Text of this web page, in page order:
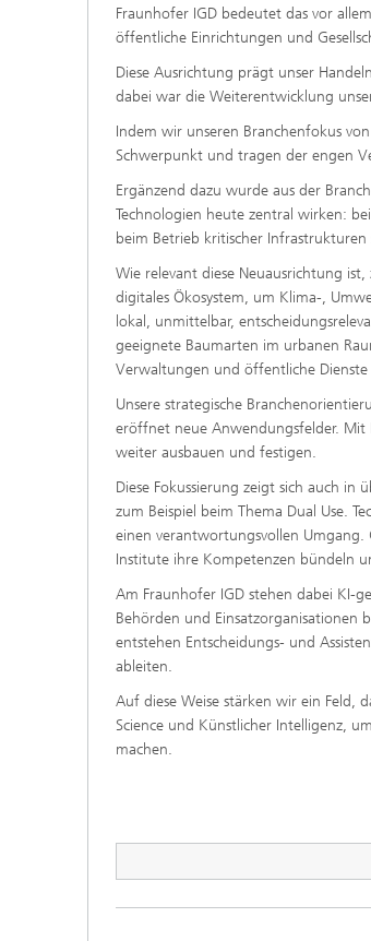
Fraunhofer IGD bedeutet das vor
öffentliche Einrichtungen und
Diese Ausrichtung prägt unser
dabei war die Weiterentwicklung
Indem wir unseren Branchenfokus
Schwerpunkt und tragen der engen
Ergänzend dazu wurde aus der
Technologien heute zentral wirken:
beim Betrieb kritischer
Wie relevant diese Neuausrichtung
digitales Ökosystem, um Klima-,
lokal, unmittelbar,
geeignete Baumarten im urbanen
Verwaltungen und öffentliche
Unsere strategische
eröffnet neue Anwendungsfelder. Mit
weiter ausbauen und festigen.
Diese Fokussierung zeigt sich auch
zum Beispiel beim Thema Dual Use.
einen verantwortungsvollen Umgang.
Institute ihre Kompetenzen bündeln
Am Fraunhofer IGD stehen dabei KI-
Behörden und Einsatzorganisationen
entstehen Entscheidungs- und
ableiten.
Auf diese Weise stärken wir ein Feld,
Science und Künstlicher Intelligenz,
machen.